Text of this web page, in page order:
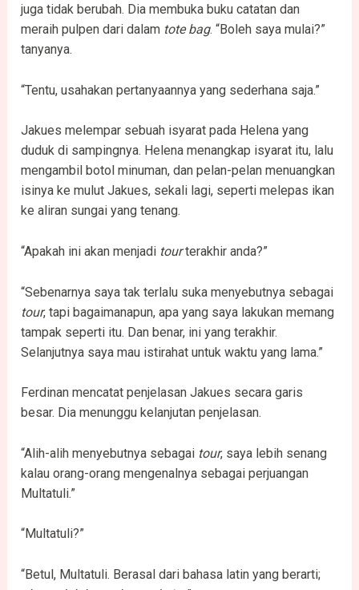
juga tidak berubah. Dia membuka buku catatan dan
meraih pulpen dari dalam tote bag. “Boleh saya mulai?”
tanyanya.
“Tentu, usahakan pertanyaannya yang sederhana saja.”
Jakues melempar sebuah isyarat pada Helena yang
duduk di sampingnya. Helena menangkap isyarat itu, lalu
mengambil botol minuman, dan pelan-pelan menuangkan
isinya ke mulut Jakues, sekali lagi, seperti melepas ikan
ke aliran sungai yang tenang.
“Apakah ini akan menjadi tourterakhir anda?”
“Sebenarnya saya tak terlalu suka menyebutnya sebagai
tour, tapi bagaimanapun, apa yang saya lakukan memang
tampak seperti itu. Dan benar, ini yang terakhir.
Selanjutnya saya mau istirahat untuk waktu yang lama.”
Ferdinan mencatat penjelasan Jakues secara garis
besar. Dia menunggu kelanjutan penjelasan.
“Alih-alih menyebutnya sebagai tour, saya lebih senang
kalau orang-orang mengenalnya sebagai perjuangan
Multatuli.”
“Multatuli?”
“Betul, Multatuli. Berasal dari bahasa latin yang berarti;